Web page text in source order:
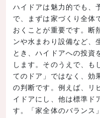
ハイドアは魅力的でも、
で、まずは家づくり全体
おくことが重要です。断
ンや水まわり設備など、
とき、ハイドアへの投資
します。そのうえで、も
てのドア」ではなく、効
の判断です。例えば、リ
イドアにし、他は標準ド
す。「家全体のバランス